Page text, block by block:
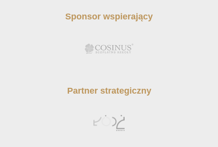
Sponsor wspierający
Partner strategiczny